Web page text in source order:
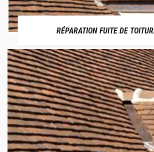
RÉPARATION FUITE DE